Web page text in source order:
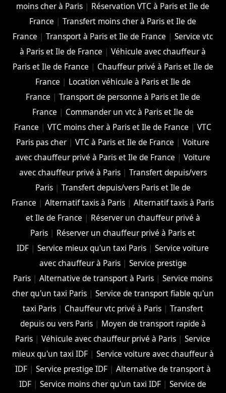
moins cher à Paris | Réservation VTC à Paris et Ile de
France |Transfert moins cher à Paris et Ile de
France |Transport à Paris et Ile de France |Service vtc
à Paris et Ile de France |Véhicule avec chauffeur à
Paris et Ile de France | Chauffeur privé à Paris et Ile de
France | Location véhicule à Paris et Ile de
France | Transport de personne à Paris et Ile de
France | Commander un vtc à Paris et Ile de
France |VTC moins cher à Paris et Ile de France |VTC
Paris pas cher |VTC à Paris et Ile de France |Voiture
avec chauffeur privé à Paris et Ile de France |Voiture
avec chauffeur privé à Paris| Transfert depuis/vers
Paris| Transfert depuis/vers Paris et Ile de
France |Alternatif taxis à Paris |Alternatif taxis à Paris
et Ile de France | Réserver un chauffeur privé à
Paris | Réserver un chauffeur privé à Paris et
IDF |Service mieux qu'un taxi Paris |Service voiture
avec chauffeur à Paris| Service prestige
Paris |Alternative de transport à Paris |Service moins
cher qu'un taxi Paris| Service de transport fiable qu'un
taxi Paris| Chauffeur vtc privé à Paris| Transfert
depuis ou vers Paris| Moyen de transport rapide à
Paris |Véhicule avec chauffeur privé à Paris |Service
mieux qu'un taxi IDF| Service voiture avec chauffeur à
IDF| Service prestige IDF| Alternative de transport à
IDF |Service moins cher qu'un taxi IDF |Service de